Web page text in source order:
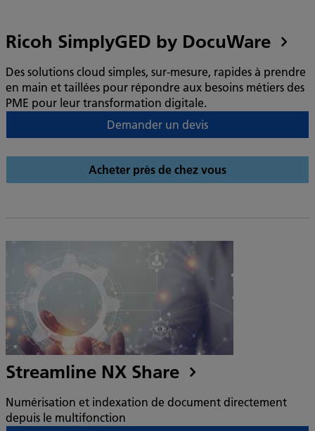
Ricoh SimplyGED by DocuWare
Des solutions cloud simples, sur-mesure, rapides à prendre
en main et taillées pour répondre aux besoins métiers des
PME pour leur transformation digitale.
Demander un devis
Acheter près de chez vous
Streamline NX Share
Numérisation et indexation de document directement
depuis le multifonction